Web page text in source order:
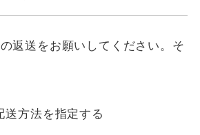
返送をお願いしてください。そ
送方法を指定する